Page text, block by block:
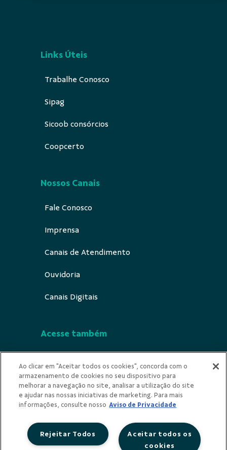
Utilizamos cookies para oferecer melhor
como você interage em nosso site e
personalizar conteúdo. Ao utilizar este site, você
Links Úteis
Trabalhe Conosco
Sipag
Sicoob consórcios
Coopcerto
Nossos Canais
Fale Conosco
Imprensa
Canais de Atendimento
Ouvidoria
Canais Digitais
Acesse também
Indícios de Ilícitude
Privacidade
Ao clicar em "Aceitar todos os cookies", concorda com o
armazenamento de cookies no seu dispositivo para
melhorar a navegação no site, analisar a utilização do site
e ajudar nas nossas iniciativas de marketing. Para mais
informações, consulte nosso Aviso de Privacidade
Aceitar todos os
cookies
Rejeitar Todos